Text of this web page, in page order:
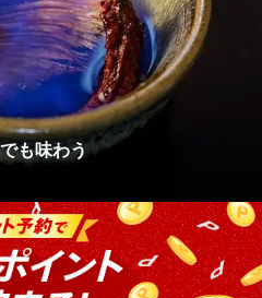
ペリタ西中洲2F
の方にもおすすめです。佐賀の
上品な香りの中に、お米のふくよ
魅力。地元福岡の「庭のうぐい
醇な旨味のバランスが良く、フ
駅 徒歩6分
も味わう
ご注文される「ひれ酒」。使用
しあがったら弱火でじっくりと時
るまで炙ります。そのひれをグ